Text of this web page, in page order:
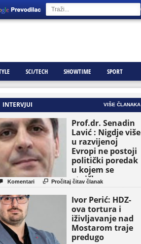
SCI/TECH SHOWTIME SPORT
INTERVJUI VIŠE ČLANAKA
Prof.dr. Senadin
Lavić : Nigdje više
u razvijenoj
Evropi ne postoji
politički poredak
u kojem se
etničke grupe
pojavljuju kao
osnovne političke
jedinice
Komentari  Pročitaj čitav članak
Ivor Perić: HDZ-
ova tortura i
iživljavanje nad
Mostarom traje
predugo